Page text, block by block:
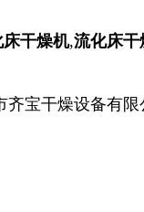
床干燥机,流化床干
宝干燥设备有限